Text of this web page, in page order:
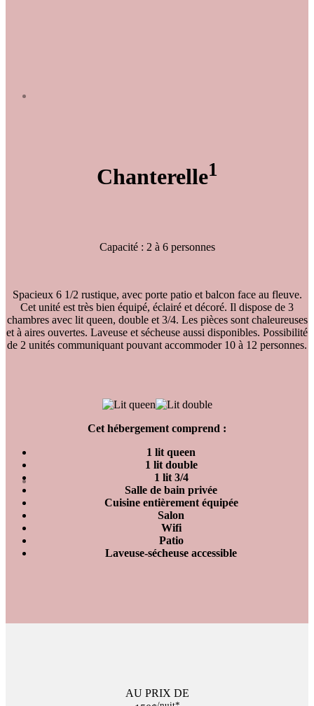
Chanterelle1
Capacité : 2 à 6 personnes
Spacieux 6 1/2 rustique, avec porte patio et balcon face au fleuve.
Cet unité est très bien équipé, éclairé et décoré. Il dispose de 3
chambres avec lit queen, double et 3/4. Les pièces sont chaleureuses
et à aires ouvertes. Laveuse et sécheuse aussi disponibles. Possibilité
de 2 unités communiquant pouvant accommoder 10 à 12 personnes.
Cet hébergement comprend :
1 lit queen
1 lit double
1 lit 3/4
Salle de bain privée
Cuisine entièrement équipée
Salon
Wifi
Patio
Laveuse-sécheuse accessible
AU PRIX DE